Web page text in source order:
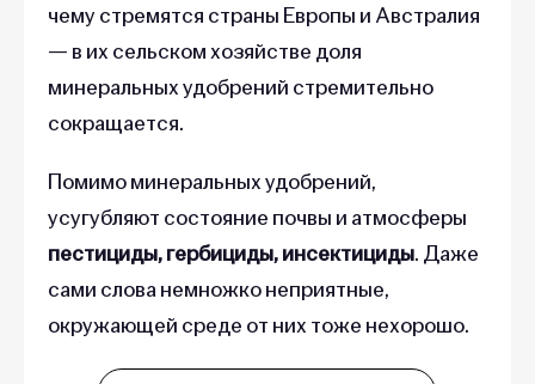
чему стремятся страны Европы и Австралия
— в их сельском хозяйстве доля
минеральных удобрений стремительно
сокращается.
Помимо минеральных удобрений,
усугубляют состояние почвы и атмосферы
пестициды, гербициды, инсектициды. Даже
сами слова немножко неприятные,
окружающей среде от них тоже нехорошо.